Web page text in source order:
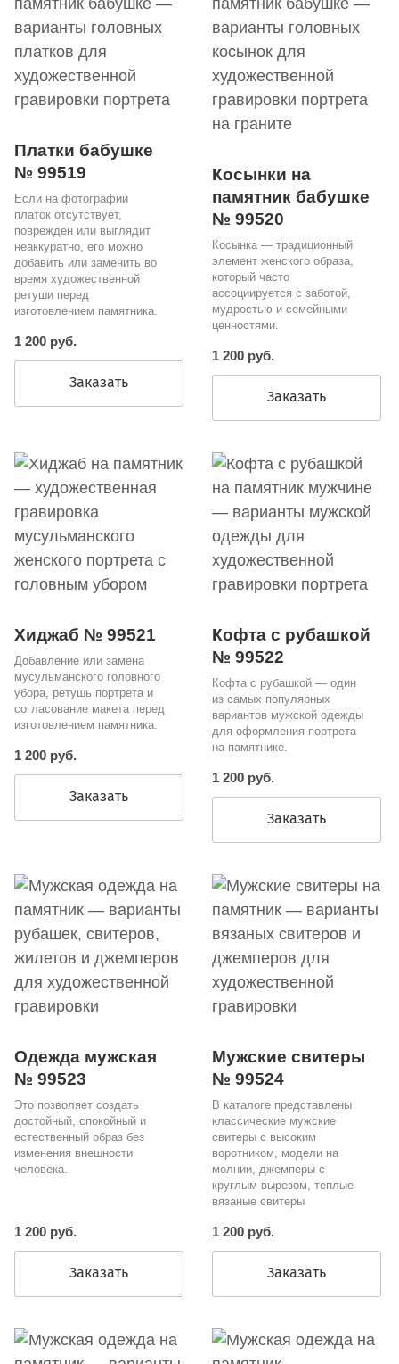
Платки бабушке
№ 99519
Если на фотографии
платок отсутствует,
поврежден или выглядит
неаккуратно, его можно
добавить или заменить во
время художественной
ретуши перед
изготовлением памятника.
1 200 руб.
Заказать
Косынки на
памятник бабушке
№ 99520
Косынка — традиционный
элемент женского образа,
который часто
ассоциируется с заботой,
мудростью и семейными
ценностями.
1 200 руб.
Заказать
Хиджаб № 99521
Добавление или замена
мусульманского головного
убора, ретушь портрета и
согласование макета перед
изготовлением памятника.
1 200 руб.
Заказать
Кофта с рубашкой
№ 99522
Кофта с рубашкой — один
из самых популярных
вариантов мужской одежды
для оформления портрета
на памятнике.
1 200 руб.
Заказать
Одежда мужская
№ 99523
Это позволяет создать
достойный, спокойный и
естественный образ без
изменения внешности
человека.
1 200 руб.
Заказать
Мужские свитеры
№ 99524
В каталоге представлены
классические мужские
свитеры с высоким
воротником, модели на
молнии, джемперы с
круглым вырезом, теплые
вязаные свитеры
1 200 руб.
Заказать